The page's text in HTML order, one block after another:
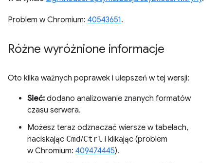
Problem w Chromium: 40543651.
Różne wyróżnione informacje
Oto kilka ważnych poprawek i ulepszeń w tej wersji:
Sieć: dodano analizowanie znanych formatów
czasu serwera.
Możesz teraz odznaczać wiersze w tabelach,
naciskając Cmd/Ctrl i klikając (problem
w Chromium: 409474445).